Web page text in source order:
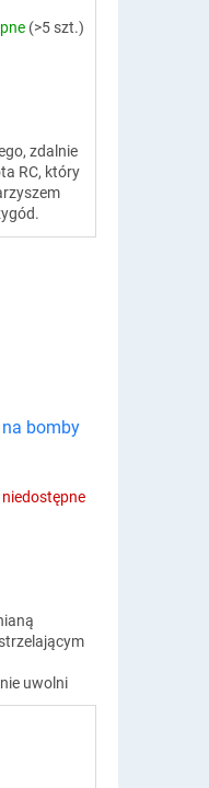
(>5 szt.)
zdalnie
RC, który
na bomby
uwolni